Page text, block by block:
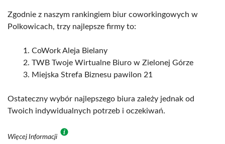
Zgodnie z naszym rankingiem biur coworkingowych w
Polkowicach, trzy najlepsze firmy to:
CoWork Aleja Bielany
TWB Twoje Wirtualne Biuro w Zielonej Górze
Miejska Strefa Biznesu pawilon 21
Ostateczny wybór najlepszego biura zależy jednak od
Twoich indywidualnych potrzeb i oczekiwań.
Więcej Informacji